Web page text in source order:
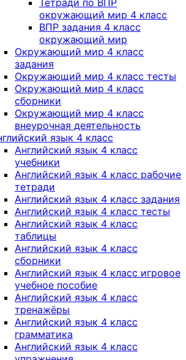
Тетради по ВПР
окружающий мир 4 класс
ВПР задания 4 класс
окружающий мир
Окружающий мир 4 класс
задания
Окружающий мир 4 класс тесты
Окружающий мир 4 класс
сборники
Окружающий мир 4 класс
внеурочная деятельность
язык 4 класс
Английский язык 4 класс
учебники
Английский язык 4 класс рабочие
тетради
Английский язык 4 класс задания
Английский язык 4 класс тесты
Английский язык 4 класс
таблицы
Английский язык 4 класс
сборники
Английский язык 4 класс игровое
учебное пособие
Английский язык 4 класс
тренажёры
Английский язык 4 класс
грамматика
Английский язык 4 класс